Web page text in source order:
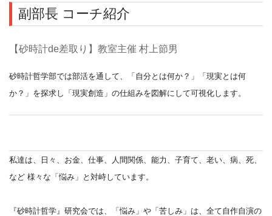
副部長 コーチ紹介
【砂時計de差取り】教室主催 村上節男
砂時計哲学部では部活を通して、 「自分とは何か？」 「 現実とは何
か？」 を探求し「現実創造」の仕組みを 図解にして可視化します。
私達は、日々、お金、仕事、人間関係、能力、子育て、老い、 病、死、
など 様々な「悩み」と対峙しています。
『砂時計哲学』研究会では、「悩み」や「 苦しみ」は、全て自作自演の